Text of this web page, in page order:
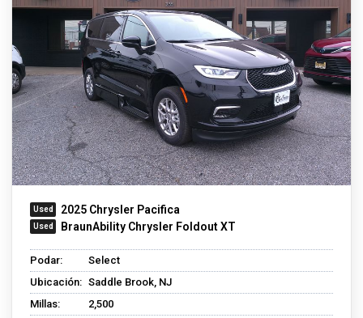
2025 Chrysler Pacifica
BraunAbility Chrysler Foldout XT
Podar:
Select
Ubicación: Saddle Brook, NJ
Millas:
2,500